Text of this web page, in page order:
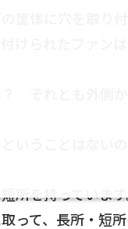
所を持っていま
って、長所・短